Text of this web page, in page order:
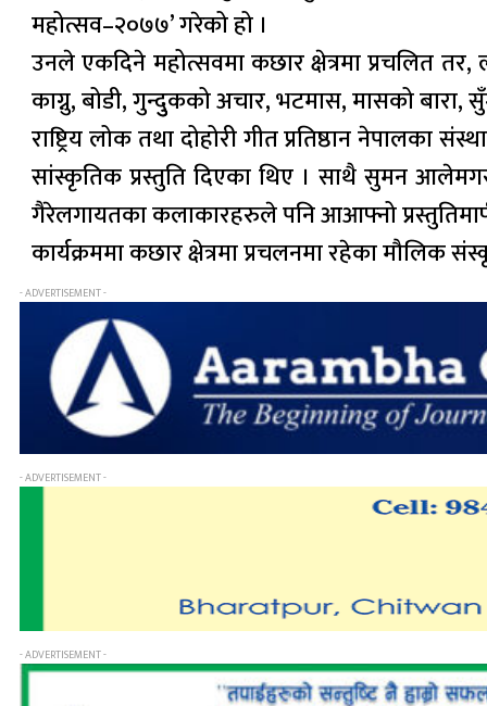
महोत्सव–२०७७’ गरेको हो ।
उनले एकदिने महोत्सवमा कछार क्षेत्रमा प्रचलित तर,
काग्नु, बोडी, गुन्दुुकको अचार, भटमास, मासको
राष्ट्रिय लोक तथा दोहोरी गीत प्रतिष्ठान
सांस्कृतिक प्रस्तुति दिएका थिए । साथै सुमन
गैरेलगायतका कलाकारहरुले पनि आआफ्नो
कार्यक्रममा कछार क्षेत्रमा प्रचलनमा रहेका
- ADVERTISEMENT -
- ADVERTISEMENT -
- ADVERTISEMENT -